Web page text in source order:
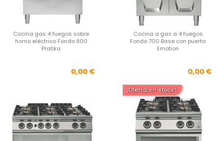
Cocina gas 4 fuegos sobre
horno eléctrico Fondo 900
Pratika
Precio
0,00 €
Cocina a gas a 4 fuegos
Fondo 700 Base con puerta
Emotion
0,00 €
¡Oferta en stock!